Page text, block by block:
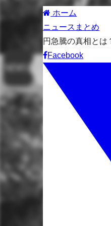
ホーム
ニュースまとめ
円急騰の真相と
Facebook